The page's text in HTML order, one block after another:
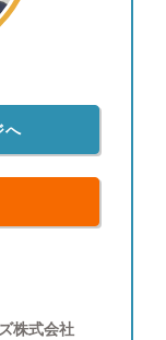
へ
株式会社